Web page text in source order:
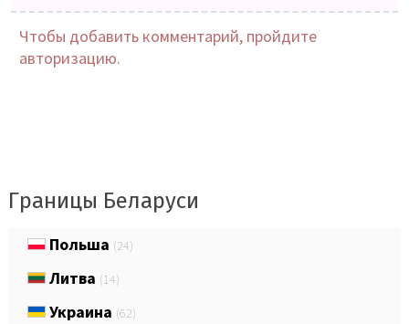
Чтобы добавить комментарий, пройдите
авторизацию.
Границы Беларуси
Польша (24)
Литва (14)
Украина (62)